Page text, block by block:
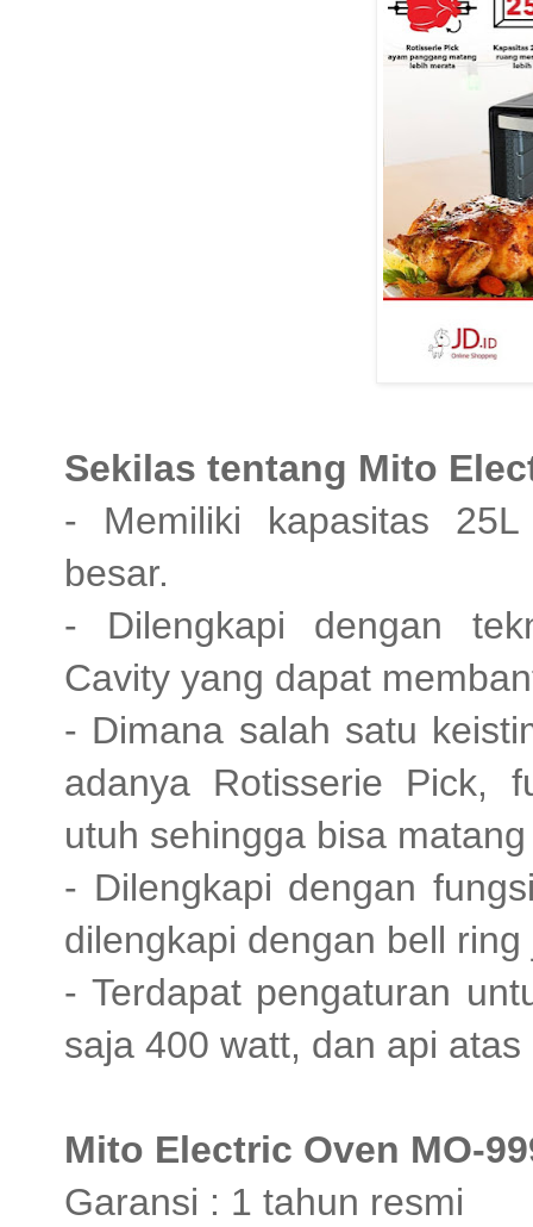
Sekilas tentang Mito
- Memiliki kapasitas
besar.
- Dilengkapi dengan
Cavity yang dapat
- Dimana salah satu
adanya Rotisserie Pick,
utuh sehingga bisa
- Dilengkapi dengan
dilengkapi dengan bell
- Terdapat pengaturan
saja 400 watt, dan api
Mito Electric Oven MO-
Garansi : 1 tahun resmi